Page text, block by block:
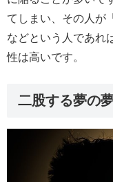
てしまい、その人が
などという人であれ
性は高いです。
二股する夢の